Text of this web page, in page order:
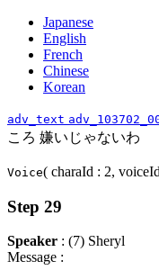
Japanese
English
French
Chinese
Korean
adv_text
ころ 嫌いじゃないわ
Voice( charaId : 2,
Step 29
Speaker : (7) Sheryl
Message :